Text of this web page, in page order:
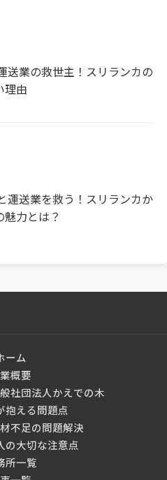
送業の救世主！スリランカの
理由
運送業を救う！スリランカか
力とは？
ーム
概要
社団法人かえでの木
抱える問題点
不足の問題解決
の大切な注意点
所一覧